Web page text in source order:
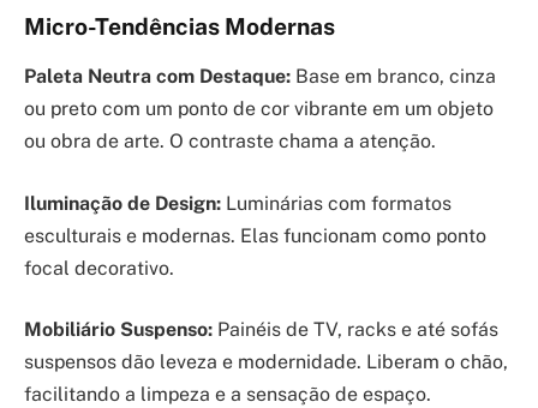
Micro-Tendências Modernas
Paleta Neutra com Destaque: Base em branco, cinza
ou preto com um ponto de cor vibrante em um objeto
ou obra de arte. O contraste chama a atenção.
Iluminação de Design: Luminárias com formatos
esculturais e modernas. Elas funcionam como ponto
focal decorativo.
Mobiliário Suspenso: Painéis de TV, racks e até sofás
suspensos dão leveza e modernidade. Liberam o chão,
facilitando a limpeza e a sensação de espaço.